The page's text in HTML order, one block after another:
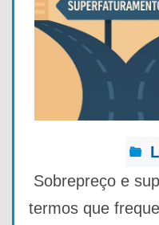
Sobrepreço e
termos que